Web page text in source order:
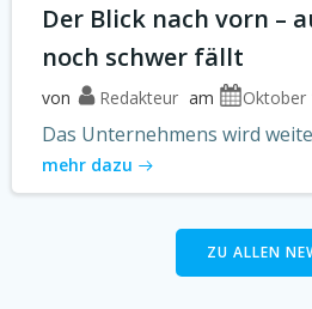
Der Blick nach vorn –
noch schwer fällt
von Redakteur am Oktober
Das Unternehmens wird
mehr dazu
ZU ALLEN